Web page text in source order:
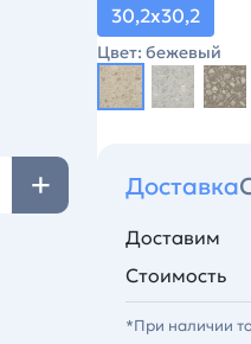
30,2х30,2
Цвет: бежевый
Доставка
Доставим
Стоимость
*При наличии